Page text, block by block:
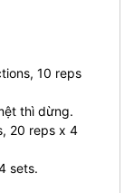
10 reps
thì dừng.
20 reps x 4
sets.